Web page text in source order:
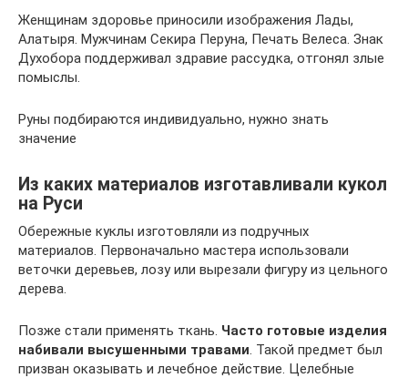
Женщинам здоровье приносили изображения Лады,
Алатыря. Мужчинам Секира Перуна, Печать Велеса. Знак
Духобора поддерживал здравие рассудка, отгонял злые
помыслы.
Руны подбираются индивидуально, нужно знать
значение
Из каких материалов изготавливали кукол
на Руси
Обережные куклы изготовляли из подручных
материалов. Первоначально мастера использовали
веточки деревьев, лозу или вырезали фигуру из цельного
дерева.
Позже стали применять ткань. Часто готовые изделия
набивали высушенными травами. Такой предмет был
призван оказывать и лечебное действие. Целебные